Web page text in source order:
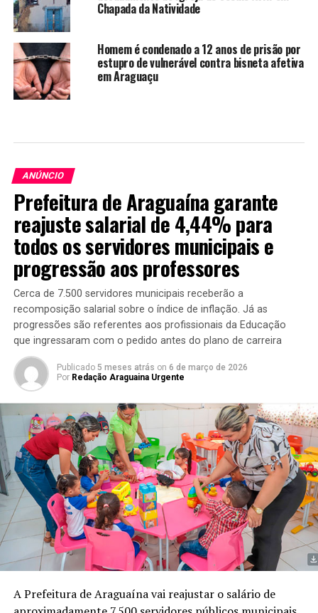
Chapada da Natividade
Homem é condenado a 12 anos de prisão por
estupro de vulnerável contra bisneta afetiva
em Araguaçu
ANÚNCIO
Prefeitura de Araguaína garante
reajuste salarial de 4,44% para
todos os servidores municipais e
progressão aos professores
Cerca de 7.500 servidores municipais receberão a
recomposição salarial sobre o índice de inflação. Já as
progressões são referentes aos profissionais da Educação
que ingressaram com o pedido antes do plano de carreira
Publicado 5 meses atrás on 6 de março de 2026
Por Redação Araguaina Urgente
A Prefeitura de Araguaína vai reajustar o salário de